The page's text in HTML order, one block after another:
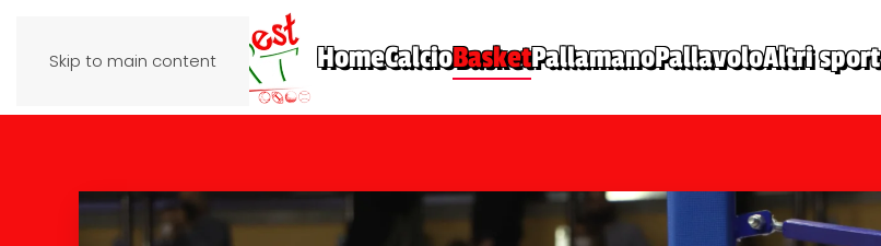
Skip to main content HomeCalcioBasketPallamanoPallavoloAltri sport